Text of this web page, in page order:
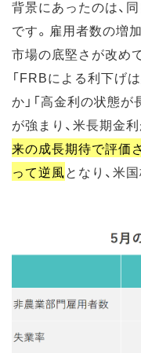
背景にあったのは、
です。雇用者数の増
市場の底堅さが改め
「FRBによる利下げ
か」「高金利の状態
が強まり、米長期金
来の成長期待で評価
って逆風となり、米